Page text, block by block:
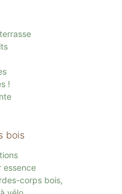
!
bois
essence
corps bois,